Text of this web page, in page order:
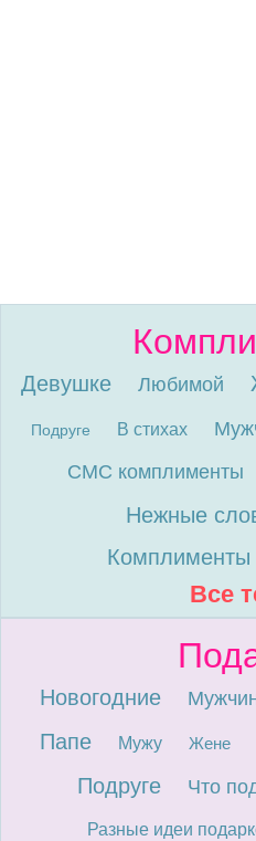
Девушке Любимой
Подруге В стихах
СМС комплименты
Нежные
Комплименты
Все
Новогодние
Папе Мужу Жене
Подруге
Что
Разные идеи